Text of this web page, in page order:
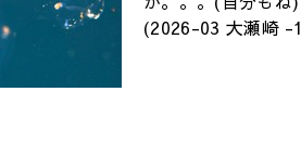
(2026-03 大瀬崎 -